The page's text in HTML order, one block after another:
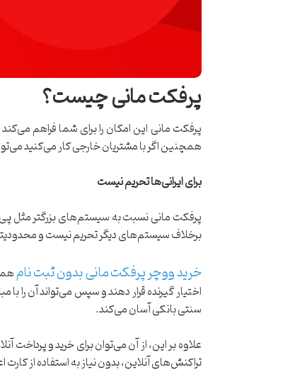
پرفکت مانی چیست؟
پرفکت مانی این امکان را برای شما فراهم
همچنین اگر با مشتریان خارجی کار می‌کنید
برای ایرانی‌ها تحریم نیست
پرفکت مانی نسبت به سیستم‌های بزرگتر مثل
برخلاف سیستم‌های دیگر تحریم نیست و محدودیتی
خرید ووچر پرفکت مانی بدون ثبت‌ نام
اختیار گیرنده قرار دهند و سپس می‌تواند آن را
سنتی بانکی آسان می‌کند.
علاوه بر این، از آن می‌توان برای خرید و
تراکنش‌های آنلاین، بدون نیاز به استفاده از